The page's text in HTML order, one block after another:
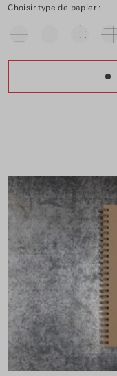
Choisir type de papier :